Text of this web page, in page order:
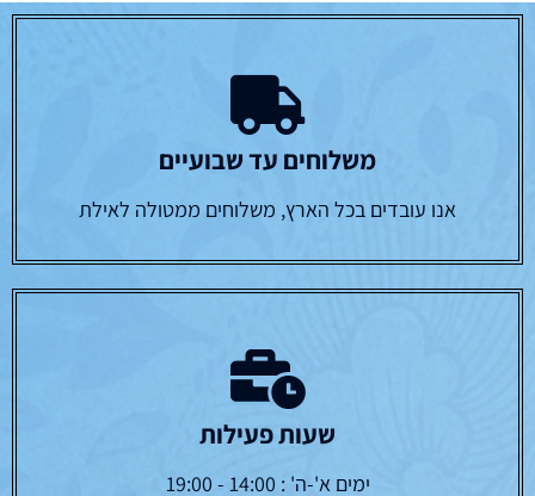
משלוחים עד שבועיים
אנו עובדים בכל הארץ, משלוחים ממטולה לאילת
שעות פעילות
ימים א'-ה' : 14:00 - 19:00